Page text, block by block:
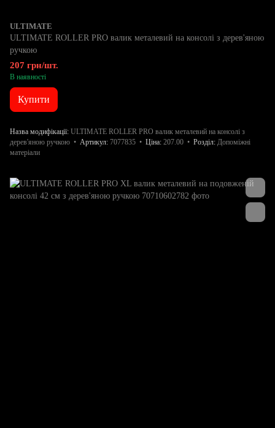
ULTIMATE
ULTIMATE ROLLER PRO валик металевий на консолі з дерев'яною
ручкою
207 грн/шт.
В наявності
Купити
Назва модифікації ULTIMATE ROLLER PRO валик металевий на консолі з
дерев'яною ручкою
Артикул 7077835 Ціна 207.00 Розділ Допоміжні
матеріали